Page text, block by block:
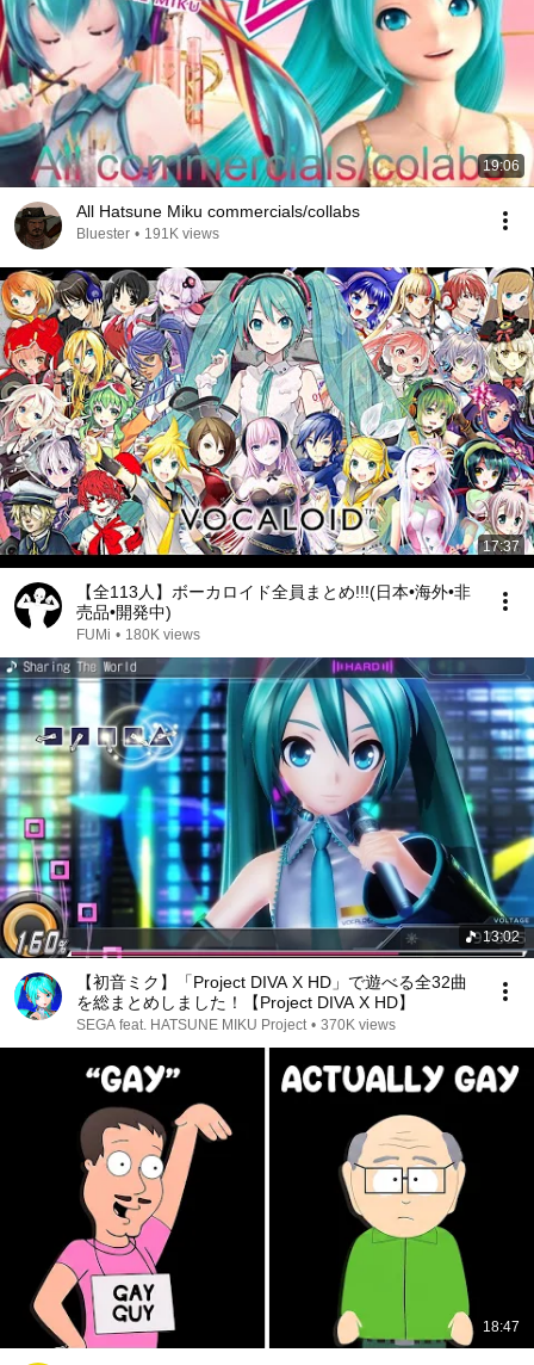
19:06
All Hatsune Miku commercials/collabs
Bluester • 191K views
17:37
【全113人】ボーカロイド全員まとめ!!!(日本•海外•非
売品•開発中)
FUMi • 180K views
13:02
【初音ミク】「Project DIVA X HD」で遊べる全32曲
を総まとめしました！【Project DIVA X HD】
SEGA feat. HATSUNE MIKU Project • 370K views
18:47